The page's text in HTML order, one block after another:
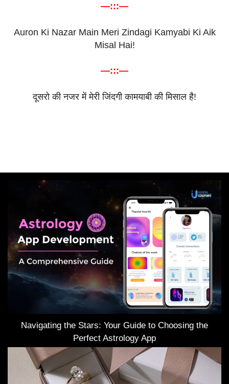
—:::—
Auron Ki Nazar Main Meri Zindagi Kamyabi Ki Aik
Misal Hai!
—:::—
दूसरो की नजर में मेरी जिंदगी कामयाबी की मिसाल है!
Navigating the Stars: Your Guide to Choosing the
Perfect Astrology App